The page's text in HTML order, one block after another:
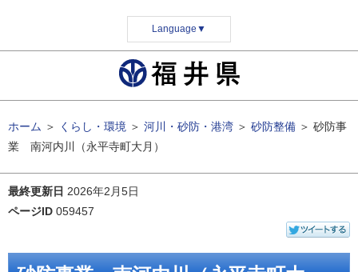
Language ▼
ホーム ＞ くらし・環境 ＞ 河川・砂防・港湾 ＞ 砂防整備 ＞ 砂防事
業 南河内川（永平寺町大月）
最終更新日 2026年2月5日
ページID 059457